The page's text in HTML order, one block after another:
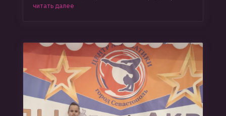
читать далее